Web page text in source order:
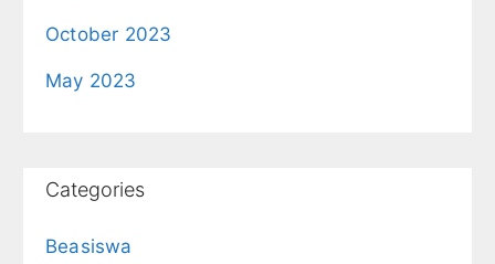
October 2023
May 2023
Categories
Beasiswa